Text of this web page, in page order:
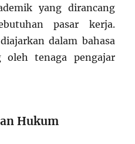
yang dirancang
pasar kerja.
dalam bahasa
tenaga pengajar
Hukum